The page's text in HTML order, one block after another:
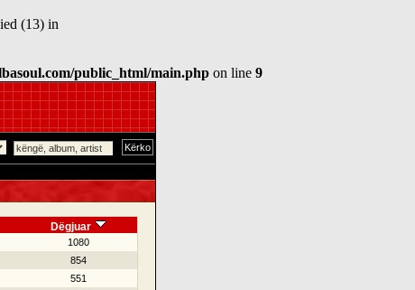
(13) in
public_html/main.php on line 9
Dëgjuar
1080
854
551